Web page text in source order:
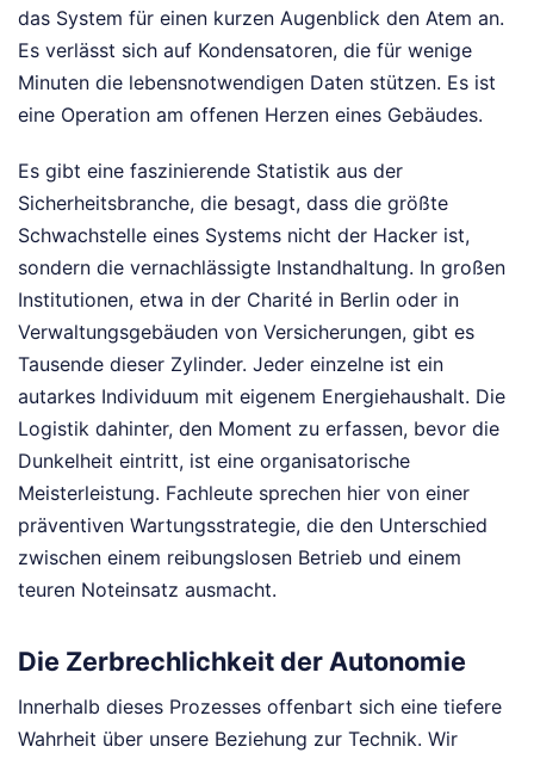
das System für einen kurzen Augenblick den Atem an.
Es verlässt sich auf Kondensatoren, die für wenige
Minuten die lebensnotwendigen Daten stützen. Es ist
eine Operation am offenen Herzen eines Gebäudes.
Es gibt eine faszinierende Statistik aus der
Sicherheitsbranche, die besagt, dass die größte
Schwachstelle eines Systems nicht der Hacker ist,
sondern die vernachlässigte Instandhaltung. In großen
Institutionen, etwa in der Charité in Berlin oder in
Verwaltungsgebäuden von Versicherungen, gibt es
Tausende dieser Zylinder. Jeder einzelne ist ein
autarkes Individuum mit eigenem Energiehaushalt. Die
Logistik dahinter, den Moment zu erfassen, bevor die
Dunkelheit eintritt, ist eine organisatorische
Meisterleistung. Fachleute sprechen hier von einer
präventiven Wartungsstrategie, die den Unterschied
zwischen einem reibungslosen Betrieb und einem
teuren Noteinsatz ausmacht.
Die Zerbrechlichkeit der Autonomie
Innerhalb dieses Prozesses offenbart sich eine tiefere
Wahrheit über unsere Beziehung zur Technik. Wir